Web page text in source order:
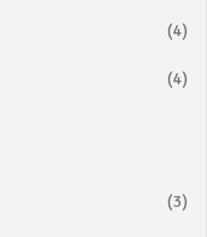
(4)
(4)
(3)